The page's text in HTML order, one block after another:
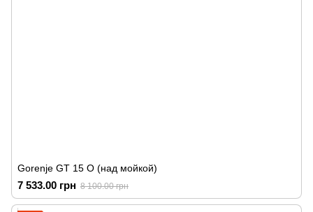
Gorenje GT 15 O (над мойкой)
7 533.00 грн 8 100.00 грн